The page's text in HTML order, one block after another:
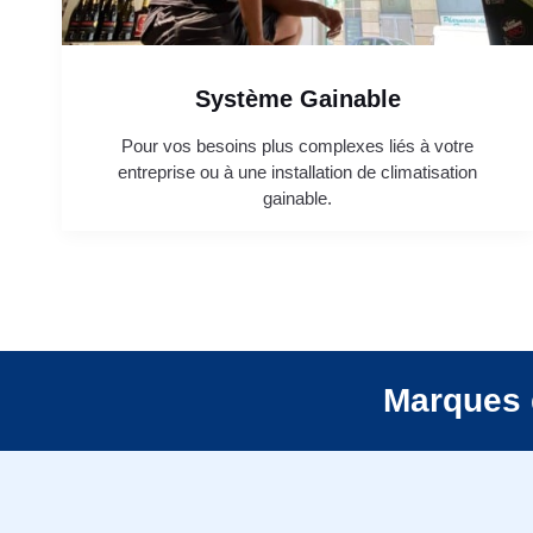
Système Gainable
Pour vos besoins plus complexes liés à votre
entreprise ou à une installation de climatisation
gainable.